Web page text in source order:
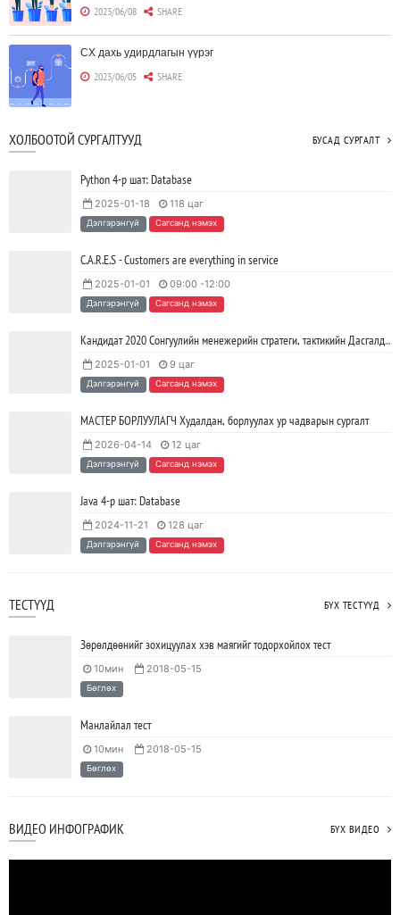
2023/06/08 SHARE
CX дахь удирдлагын үүрэг
2023/06/05 SHARE
Борлуулагчид "ЮҮЛҮҮР"-т төвлөрөх шаардлагагүй болж
2023/06/02 SHARE
Тодорхойгүй цаг үед CEO нар хэрхэн инновацийг дэмжих вэ?
JAVA программчлалын хэлний олимпиад амжилттай зохион
байгуулагдлаа.
2023/05/15 SHARE
Java VS Python: Аль хэлийг түрүүлж сурах вэ?
Ажил дээрээ сайн найзтай байх нь ажлын бүтээмж
нэмэгдүүлж, тогтвортой ажиллах суурь болдог
2023/04/25 SHARE
ХОЛБООТОЙ СУРГАЛТУУД БУСАД СУРГАЛТ
Python 4-р шат: Database
2025-01-18 118 цаг
Дэлгэрэнгүй Сагсанд нэмэх
C.A.R.E.S - Customers are everything in service
2025-01-01 09:00 -12:00
Дэлгэрэнгүй Сагсанд нэмэх
Кандидат 2020 Сонгуулийн менежерийн стратеги, тактикийн Дасгалд суурилсан хөтөлбөр
2025-01-01 9 цаг
Дэлгэрэнгүй Сагсанд нэмэх
МАСТЕР БОРЛУУЛАГЧ Худалдан, борлуулах ур чадварын сургалт
2026-04-14 12 цаг
Дэлгэрэнгүй Сагсанд нэмэх
Java 4-р шат: Database
2024-11-21 128 цаг
Дэлгэрэнгүй Сагсанд нэмэх
ТЕСТҮҮД БҮХ ТЕСТҮҮД
Зөрөлдөөнийг зохицуулах хэв маягийг тодорхойлох тест
10мин 2018-05-15
Бөглөх
Манлайлал тест
10мин 2018-05-15
Бөглөх
ВИДЕО ИНФОГРАФИК БҮХ ВИДЕО